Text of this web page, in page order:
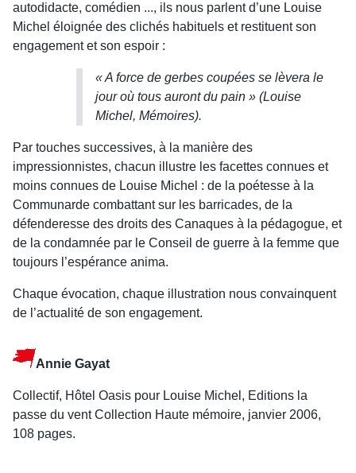
autodidacte, comédien ..., ils nous parlent d’une Louise
Michel éloignée des clichés habituels et restituent son
engagement et son espoir :
« A force de gerbes coupées se lèvera le
jour où tous auront du pain » (Louise
Michel, Mémoires).
Par touches successives, à la manière des
impressionnistes, chacun illustre les facettes connues et
moins connues de Louise Michel : de la poétesse à la
Communarde combattant sur les barricades, de la
défenderesse des droits des Canaques à la pédagogue, et
de la condamnée par le Conseil de guerre à la femme que
toujours l’espérance anima.
Chaque évocation, chaque illustration nous convainquent
de l’actualité de son engagement.
Annie Gayat
Collectif, Hôtel Oasis pour Louise Michel, Editions la
passe du vent Collection Haute mémoire, janvier 2006,
108 pages.